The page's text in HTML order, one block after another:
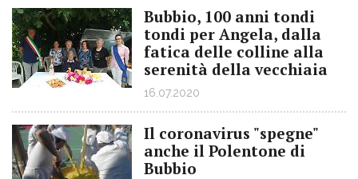
Bubbio, 100 anni tondi
tondi per Angela, dalla
fatica delle colline alla
serenità della vecchiaia
16.07.2020
Il coronavirus "spegne"
anche il Polentone di
Bubbio